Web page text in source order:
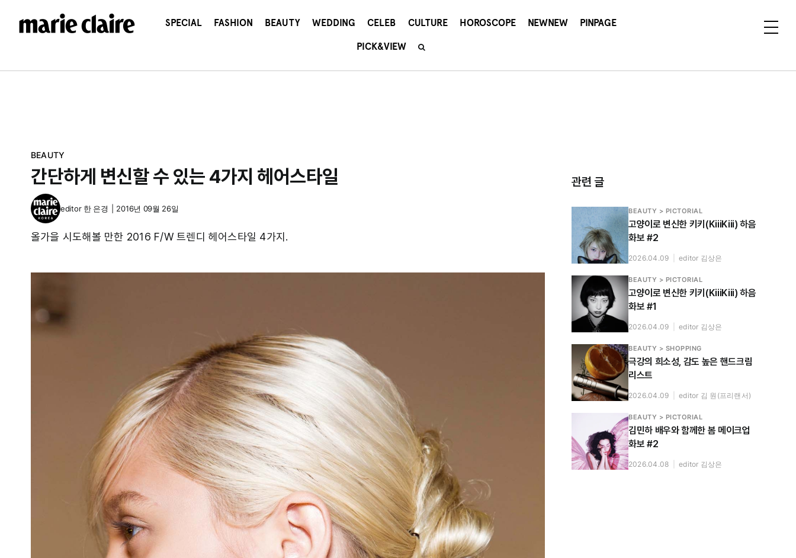
건
SPECIAL FASHION BEAUTY WEDDING CELEB CULTURE HOROSCOPE NEWNEW PINPAGE
PICK&VIEW
BEAUTY
간단하게 변신할 수 있는 4가지 헤어스타일
editor 한 은경 2016년 09월 26일
올가을 시도해볼 만한 2016 F/W 트렌디 헤어스타일 4가지.
관련 글
BEAUTY > PICTORIAL
고양이로 변신한 키키(KiiiKiii) 하음
화보 #2
2026.04.09 editor 김상은
BEAUTY > PICTORIAL
고양이로 변신한 키키(KiiiKiii) 하음
화보 #1
2026.04.09 editor 김상은
BEAUTY > SHOPPING
극강의 희소성, 감도 높은 핸드크림
리스트
2026.04.09 editor 김 원(프리랜서)
BEAUTY > PICTORIAL
김민하 배우와 함께한 봄 메이크업
화보 #2
2026.04.08 editor 김상은